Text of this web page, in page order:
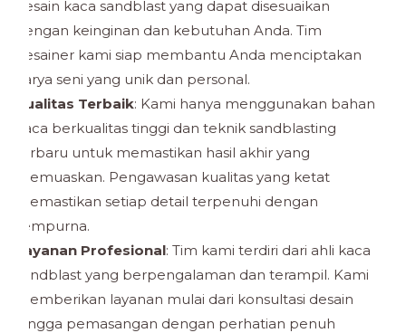
desain kaca sandblast yang dapat disesuaikan
dengan keinginan dan kebutuhan Anda. Tim
desainer kami siap membantu Anda menciptakan
karya seni yang unik dan personal.
Kualitas Terbaik: Kami hanya menggunakan bahan
kaca berkualitas tinggi dan teknik sandblasting
terbaru untuk memastikan hasil akhir yang
memuaskan. Pengawasan kualitas yang ketat
memastikan setiap detail terpenuhi dengan
sempurna.
Layanan Profesional: Tim kami terdiri dari ahli kaca
sandblast yang berpengalaman dan terampil. Kami
memberikan layanan mulai dari konsultasi desain
hingga pemasangan dengan perhatian penuh